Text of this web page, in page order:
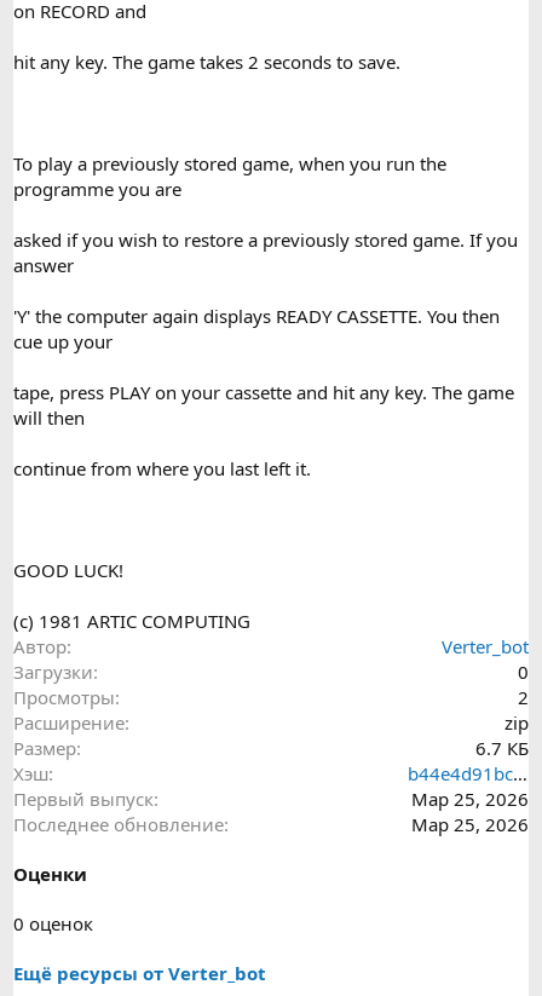
on RECORD and
hit any key. The game takes 2 seconds to save.
To play a previously stored game, when you run the
programme you are
asked if you wish to restore a previously stored game. If you
answer
'Y' the computer again displays READY CASSETTE. You then
cue up your
tape, press PLAY on your cassette and hit any key. The game
will then
continue from where you last left it.
GOOD LUCK!
(c) 1981 ARTIC COMPUTING
Автор
Verter_bot
Загрузки
0
Просмотры
2
Расширение
zip
Размер
6.7 КБ
Хэш
b44e4d91bcffabccb51e20383347897a
Первый выпуск
Мар 25, 2026
Последнее обновление
Мар 25, 2026
Оценки
0
0
0 оценок
Ещё ресурсы от Verter_bot